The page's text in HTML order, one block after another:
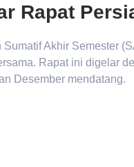
Rapat
Akhir Semester
Rapat ini digelar
Desember mendatang.